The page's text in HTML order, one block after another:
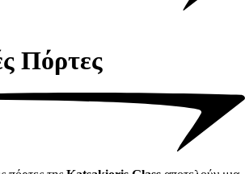
Πόρτες